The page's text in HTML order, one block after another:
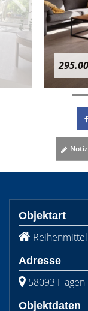
Objektart
Adresse
58093
Objektdaten